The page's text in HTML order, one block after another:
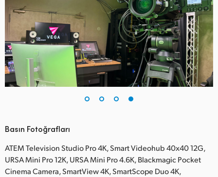
Basın Fotoğrafları
ATEM Television Studio Pro 4K, Smart Videohub 40x40 12G,
URSA Mini Pro 12K, URSA Mini Pro 4.6K, Blackmagic Pocket
Cinema Camera, SmartView 4K, SmartScope Duo 4K,